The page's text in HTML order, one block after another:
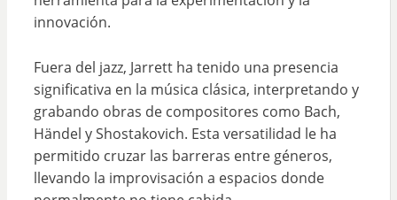
innovación.
Fuera del jazz, Jarrett ha tenido una presencia
significativa en la música clásica, interpretando y
grabando obras de compositores como Bach,
Händel y Shostakovich. Esta versatilidad le ha
permitido cruzar las barreras entre géneros,
llevando la improvisación a espacios donde